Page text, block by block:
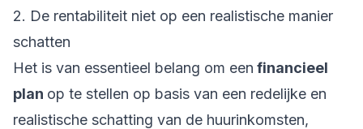
2. De rentabiliteit niet op een realistische manier
schatten
Het is van essentieel belang om een financieel
plan op te stellen op basis van een redelijke en
realistische schatting van de huurinkomsten,